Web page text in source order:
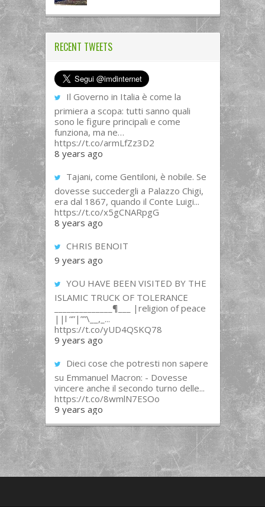
RECENT TWEETS
Il Governo in Italia è come la
primiera a scopa: tutti sanno quali
sono le figure principali e come
funziona, ma ne…
https://t.co/armLfZz3D2
8 years ago
Tajani, come Gentiloni, è nobile. Se
dovesse succedergli a Palazzo Chigi,
era dal 1867, quando il Conte Luigi...
https://t.co/x5gCNARpgG
8 years ago
CHRIS BENOIT
9 years ago
YOU HAVE BEEN VISITED BY THE
ISLAMIC TRUCK OF TOLERANCE
______________¶___ |religion of peace
||l “”|””\__,_...
https://t.co/yUD4QSKQ78
9 years ago
Dieci cose che potresti non sapere
su Emmanuel Macron: - Dovesse
vincere anche il secondo turno delle...
https://t.co/8wmlN7ESOo
9 years ago